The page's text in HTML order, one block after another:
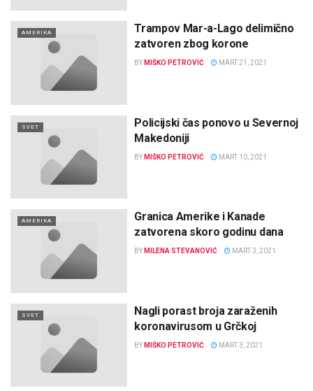
AMERIKA
Trampov Mar-a-Lago delimično
zatvoren zbog korone
BY MIŠKO PETROVIĆ MART 21, 2021
SVET
Policijski čas ponovo u Severnoj
Makedoniji
BY MIŠKO PETROVIĆ MART 10, 2021
AMERIKA
Granica Amerike i Kanade
zatvorena skoro godinu dana
BY MILENA STEVANOVIĆ MART 3, 2021
SVET
Nagli porast broja zaraženih
koronavirusom u Grčkoj
BY MIŠKO PETROVIĆ MART 3, 2021